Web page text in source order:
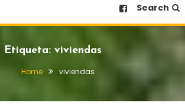
Search
Etiqueta: viviendas
Home viviendas